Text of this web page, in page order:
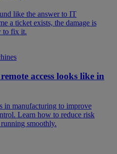
like the answer to IT
a ticket exists, the damage is
to fix it.
access looks like in
in manufacturing to improve
Learn how to reduce risk
smoothly.